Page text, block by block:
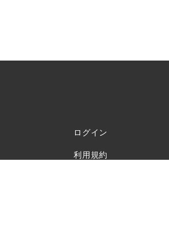
ログイン
利用規約